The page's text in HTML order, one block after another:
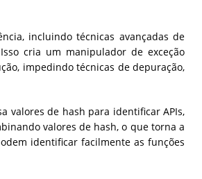
incluindo técnicas avançadas de
cria um manipulador de exceção
impedindo técnicas de depuração,
valores de hash para identificar APIs,
valores de hash, o que torna a
identificar facilmente as funções